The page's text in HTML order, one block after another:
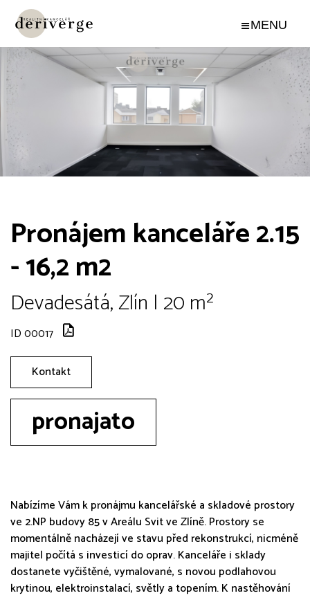
Pronájem kanceláře 2.15
- 16,2 m2
Devadesátá, Zlín | 20 m²
ID 00017
Kontakt
pronajato
Nabízíme Vám k pronájmu kancelářské a skladové prostory
ve 2.NP budovy 85 v Areálu Svit ve Zlíně. Prostory se
momentálně nacházejí ve stavu před rekonstrukcí, nicméně
majitel počítá s investicí do oprav. Kanceláře i sklady
dostanete vyčištěné, vymalované, s novou podlahovou
krytinou, elektroinstalací, světly a topením. K nastěhování